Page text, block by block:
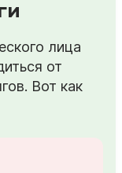
лица
от
Вот как